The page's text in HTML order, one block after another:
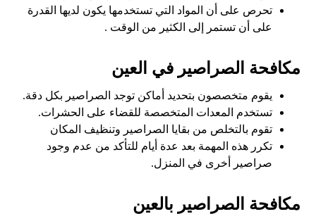
تحرص على أن المواد التي تستخدمها يكون لديها القدرة
على أن تستمر إلى الكثير من الوقت .
مكافحة الصراصير في العين
يقوم متخصصون بتحديد أماكن توجد الصراصير بكل دقة.
تستخدم المعدات المتخصصة للقضاء على الحشرات.
تقوم بالتخلص من بقايا الصراصير وتنظيف المكان
تكرر هذه المهمة بعد عدة أيام للتأكد من عدم وجود
صراصير أخرى في المنزل.
مكافحة الصراصير بالعين